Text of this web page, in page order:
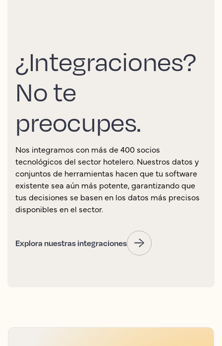
¿Integraciones?
No te
preocupes.
Nos integramos con más de 400 socios
tecnológicos del sector hotelero. Nuestros datos y
conjuntos de herramientas hacen que tu software
existente sea aún más potente, garantizando que
tus decisiones se basen en los datos más precisos
disponibles en el sector.
Explora nuestras integraciones